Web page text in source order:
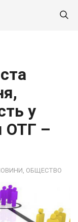
у
ОТГ –
ОБЩЕСТВО